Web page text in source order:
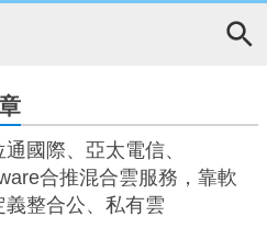
通國際、亞太電信、
合推混合雲服務，靠軟
義整合公、私有雲